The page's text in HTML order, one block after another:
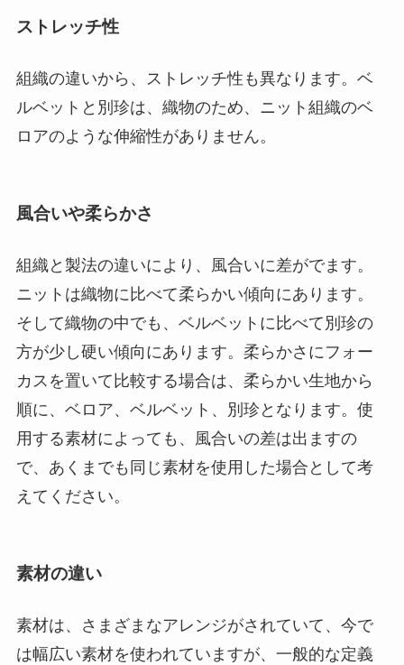
ストレッチ性
組織の違いから、ストレッチ性も異なります。ベ
ルベットと別珍は、織物のため、ニット組織のベ
ロアのような伸縮性がありません。
風合いや柔らかさ
組織と製法の違いにより、風合いに差がでます。
ニットは織物に比べて柔らかい傾向にあります。
そして織物の中でも、ベルベットに比べて別珍の
方が少し硬い傾向にあります。柔らかさにフォー
カスを置いて比較する場合は、柔らかい生地から
順に、ベロア、ベルベット、別珍となります。使
用する素材によっても、風合いの差は出ますの
で、あくまでも同じ素材を使用した場合として考
えてください。
素材の違い
素材は、さまざまなアレンジがされていて、今で
は幅広い素材を使われていますが、一般的な定義